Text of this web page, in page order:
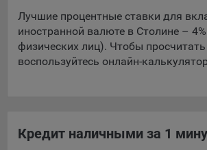
Аналитические файлы cookie
сайта Общества посещаются чаще всего,
выявлять трудности, возникающие при
сайта, а также позволяют оценить
9.5. Файлы cookie, применяемые для
Лучшие процентные ставки для
иностранной валюте в Столине –
физических лиц). Чтобы
воспользуйтесь онлайн-
Кредит наличными за 1